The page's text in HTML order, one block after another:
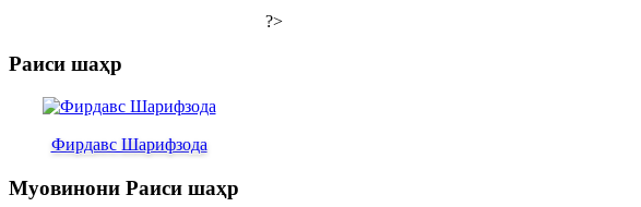
?>
Раиси шаҳр
Фирдавс Шарифзода
Муовинони Раиси шаҳр